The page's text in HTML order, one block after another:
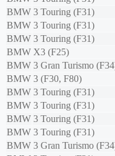
BMW 3 Touring (F31)
BMW 3 Touring (F31)
BMW 3 Touring (F31)
BMW X3 (F25)
BMW 3 Gran Turismo
BMW 3 (F30, F80)
BMW 3 Touring (F31)
BMW 3 Touring (F31)
BMW 3 Touring (F31)
BMW 3 Touring (F31)
BMW 3 Gran Turismo